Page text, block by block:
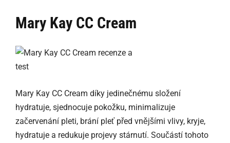
Mary Kay CC Cream
Mary Kay CC Cream díky jedinečnému složení
hydratuje, sjednocuje pokožku, minimalizuje
začervenání pleti, brání pleť před vnějšími vlivy, kryje,
hydratuje a redukuje projevy stárnutí. Součástí tohoto